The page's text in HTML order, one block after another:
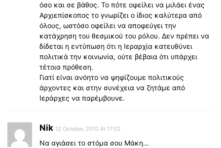
όσο και σε βάθος. Το πότε οφείλει να μιλάει ένας
Αρχιεπίσκοπος το γνωρίζει ο ίδιος καλύτερα από
όλους, ωστόσο οφείλει να αποφεύγει την
κατάχρηση του θεσμικού του ρόλου. Δεν πρέπει να
δίδεται η εντύπωση ότι η Ιεραρχία κατευθύνει
πολιτικά την κοινωνία, ούτε βέβαια ότι υπάρχει
τέτοια πρόθεση.
Γιατί είναι ανόητο να ψηφίζουμε πολιτικούς
άρχοντες και στην συνέχεια να ζητάμε από
Ιεράρχες να παρέμβουνε.
Nik 12 October, 2010 At 17:02
Να αγιάσει το στόμα σου Μάκη…